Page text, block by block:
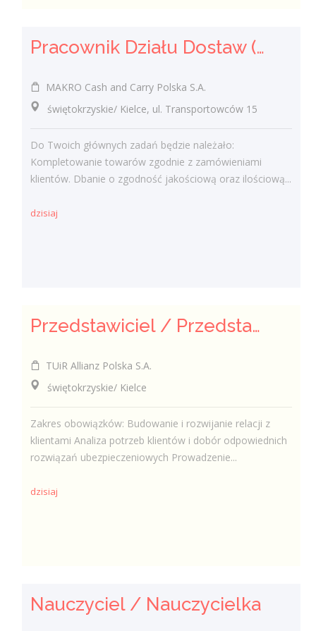
Pracownik Działu Dostaw (K/M)
MAKRO Cash and Carry Polska S.A.
świętokrzyskie/ Kielce, ul. Transportowców 15
Do Twoich głównych zadań będzie należało:
Kompletowanie towarów zgodnie z zamówieniami
klientów. Dbanie o zgodność jakościową oraz ilościową...
dzisiaj
Przedstawiciel / Przedstawicielka ds. sprzedaży ubezpieczeń majątkowych
TUiR Allianz Polska S.A.
świętokrzyskie/ Kielce
Zakres obowiązków: Budowanie i rozwijanie relacji z
klientami Analiza potrzeb klientów i dobór odpowiednich
rozwiązań ubezpieczeniowych Prowadzenie...
dzisiaj
Nauczyciel / Nauczycielka